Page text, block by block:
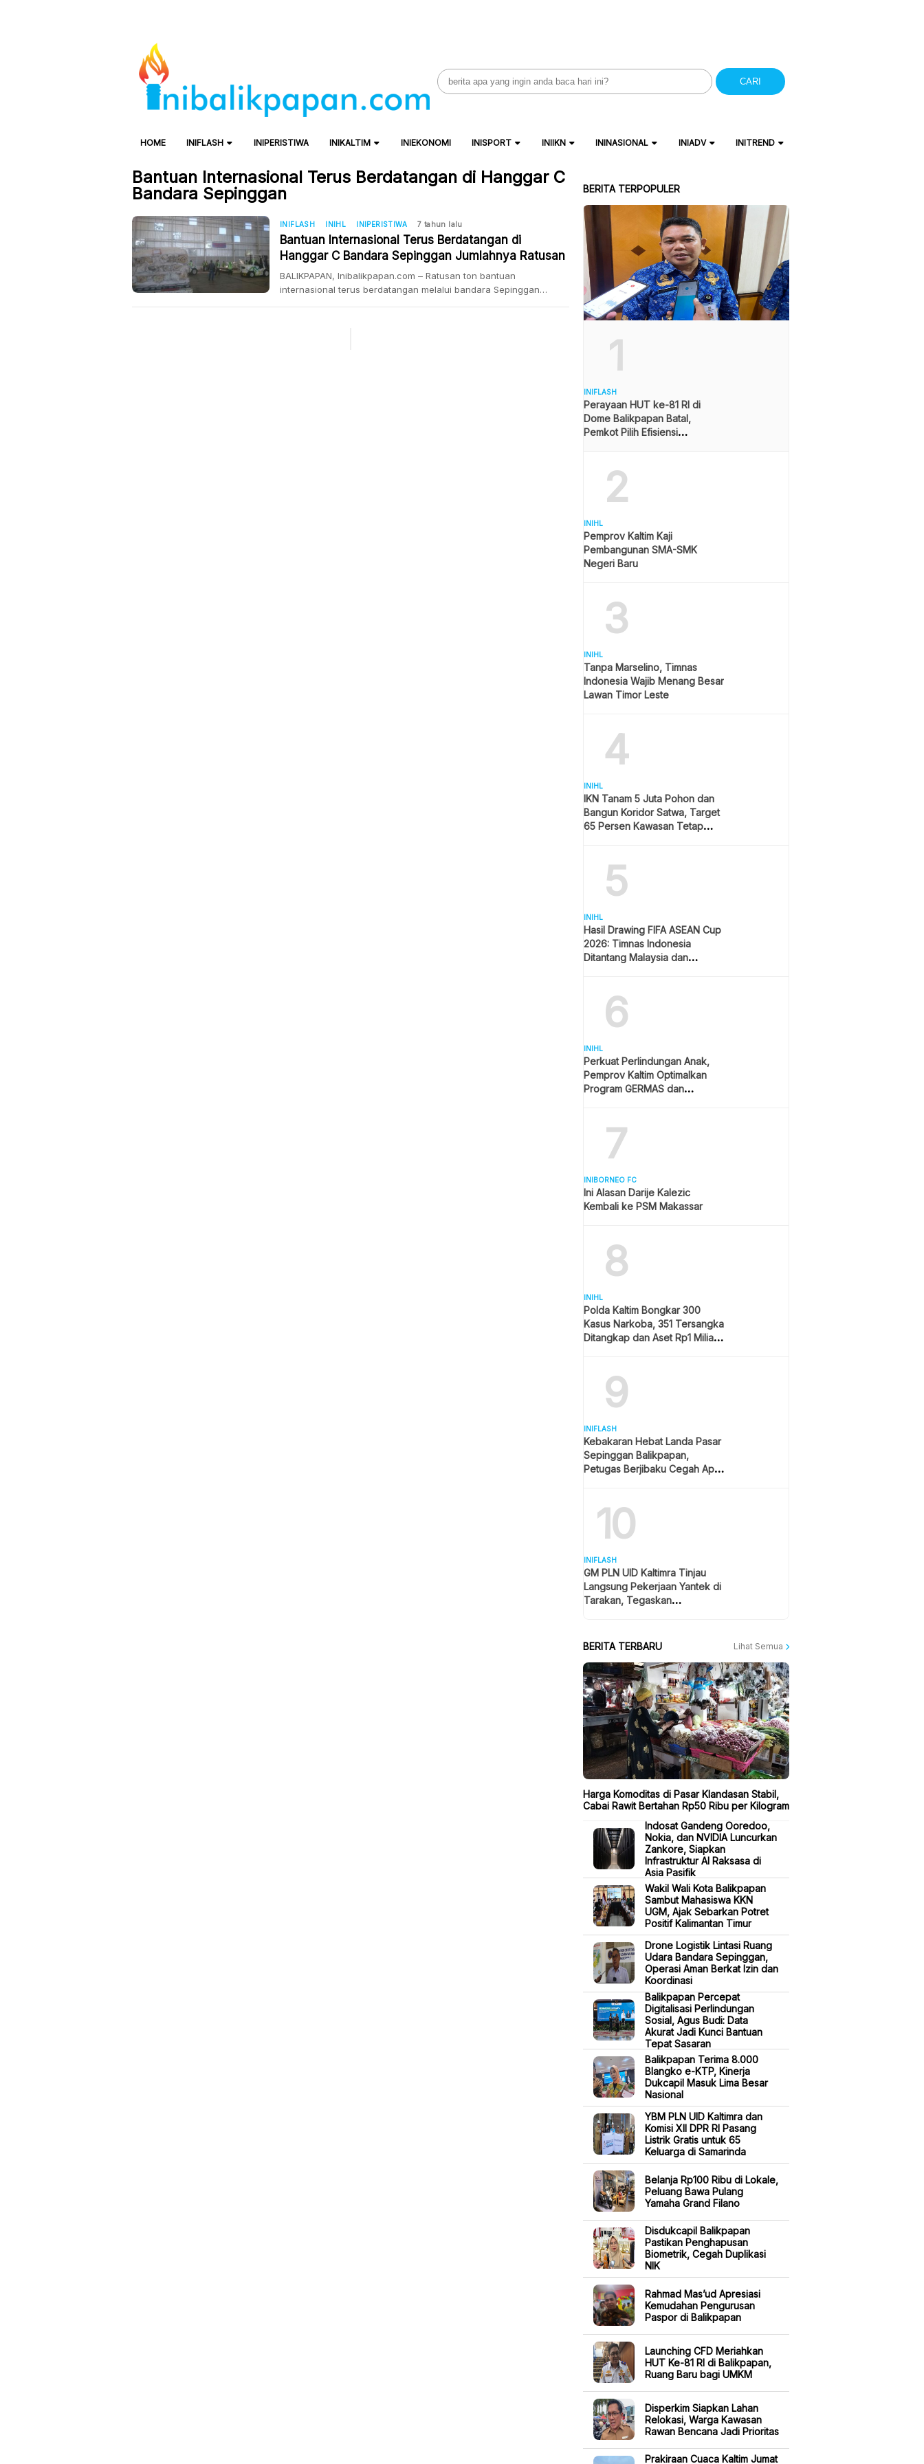
Search
for:
CARI
HOME INIFLASH INIPERISTIWA INIKALTIM INIEKONOMI INISPORT INIIKN ININASIONAL INIADV INITREND
Bantuan Internasional Terus Berdatangan di Hanggar C
Bandara Sepinggan
INIFLASH INIHL INIPERISTIWA 7 tahun lalu
Bantuan Internasional Terus Berdatangan di
Hanggar C Bandara Sepinggan Jumlahnya Ratusan
Ton
BALIKPAPAN, Inibalikpapan.com – Ratusan ton bantuan
internasional terus berdatangan melalui bandara Sepinggan
BERITA TERPOPULER
1
INIFLASH
Perayaan HUT ke-81 RI di
Dome Balikpapan Batal,
Pemkot Pilih Efisiensi
2
INIHL
Pemprov Kaltim Kaji
Pembangunan SMA-SMK
Negeri Baru
3
INIHL
Tanpa Marselino, Timnas
Indonesia Wajib Menang Besar
Lawan Timor Leste
4
INIHL
IKN Tanam 5 Juta Pohon dan
Bangun Koridor Satwa, Target
65 Persen Kawasan Tetap
5
INIHL
Hasil Drawing FIFA ASEAN Cup
2026: Timnas Indonesia
Ditantang Malaysia dan
6
INIHL
Perkuat Perlindungan Anak,
Pemprov Kaltim Optimalkan
Program GERMAS dan
7
INIBORNEO FC
Ini Alasan Darije Kalezic
Kembali ke PSM Makassar
8
INIHL
Polda Kaltim Bongkar 300
Kasus Narkoba, 351 Tersangka
Ditangkap dan Aset Rp1 Miliar
9
INIFLASH
Kebakaran Hebat Landa Pasar
Sepinggan Balikpapan,
Petugas Berjibaku Cegah Api
10
INIFLASH
GM PLN UID Kaltimra Tinjau
Langsung Pekerjaan Yantek di
Tarakan, Tegaskan
BERITA TERBARU Lihat Semua
Harga Komoditas di Pasar Klandasan Stabil,
Cabai Rawit Bertahan Rp50 Ribu per Kilogram
Indosat Gandeng Ooredoo,
Nokia, dan NVIDIA Luncurkan
Zankore, Siapkan
Infrastruktur AI Raksasa di
Asia Pasifik
Wakil Wali Kota Balikpapan
Sambut Mahasiswa KKN
UGM, Ajak Sebarkan Potret
Positif Kalimantan Timur
Drone Logistik Lintasi Ruang
Udara Bandara Sepinggan,
Operasi Aman Berkat Izin dan
Koordinasi
Balikpapan Percepat
Digitalisasi Perlindungan
Sosial, Agus Budi: Data
Akurat Jadi Kunci Bantuan
Tepat Sasaran
Balikpapan Terima 8.000
Blangko e-KTP, Kinerja
Dukcapil Masuk Lima Besar
Nasional
YBM PLN UID Kaltimra dan
Komisi XII DPR RI Pasang
Listrik Gratis untuk 65
Keluarga di Samarinda
Belanja Rp100 Ribu di Lokale,
Peluang Bawa Pulang
Yamaha Grand Filano
Disdukcapil Balikpapan
Pastikan Penghapusan
Biometrik, Cegah Duplikasi
NIK
Rahmad Mas’ud Apresiasi
Kemudahan Pengurusan
Paspor di Balikpapan
Launching CFD Meriahkan
HUT Ke-81 RI di Balikpapan,
Ruang Baru bagi UMKM
Disperkim Siapkan Lahan
Relokasi, Warga Kawasan
Rawan Bencana Jadi Prioritas
Prakiraan Cuaca Kaltim Jumat